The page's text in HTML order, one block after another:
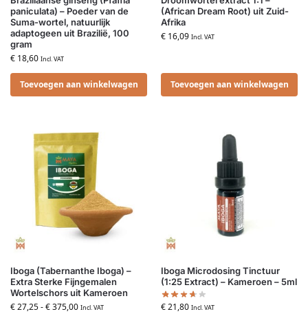
paniculata) – Poeder van de
Suma-wortel, natuurlijk
adaptogeen uit Brazilië, 100
gram
€ 18,60 Incl. VAT
Toevoegen aan winkelwagen
(African Dream Root) uit Zuid-
Afrika
€ 16,09 Incl. VAT
Toevoegen aan winkelwagen
Iboga (Tabernanthe Iboga) –
Extra Sterke Fijngemalen
Wortelschors uit Kameroen
€27,25-€375,00 Incl. VAT
Iboga Microdosing Tinctuur
(1:25 Extract) – Kameroen – 5ml
€21,80 Incl. VAT